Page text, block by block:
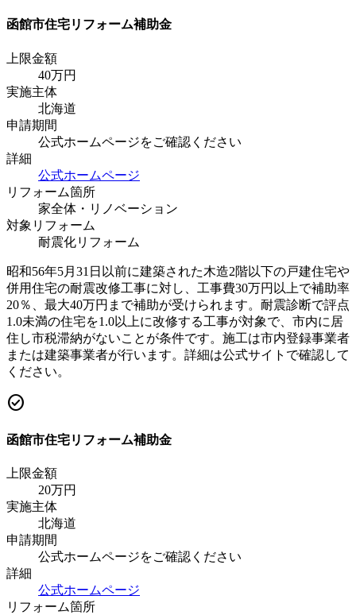
函館市住宅リフォーム補助金
上限金額
40万円
実施主体
北海道
申請期間
公式ホームページをご確認ください
詳細
公式ホームページ
リフォーム箇所
家全体・リノベーション
対象リフォーム
耐震化リフォーム
昭和56年5月31日以前に建築された木造2階以下の戸建住宅や
併用住宅の耐震改修工事に対し、工事費30万円以上で補助率
20％、最大40万円まで補助が受けられます。耐震診断で評点
1.0未満の住宅を1.0以上に改修する工事が対象で、市内に居
住し市税滞納がないことが条件です。施工は市内登録事業者
または建築事業者が行います。詳細は公式サイトで確認して
ください。
check_circle
函館市住宅リフォーム補助金
上限金額
20万円
実施主体
北海道
申請期間
公式ホームページをご確認ください
詳細
公式ホームページ
リフォーム箇所